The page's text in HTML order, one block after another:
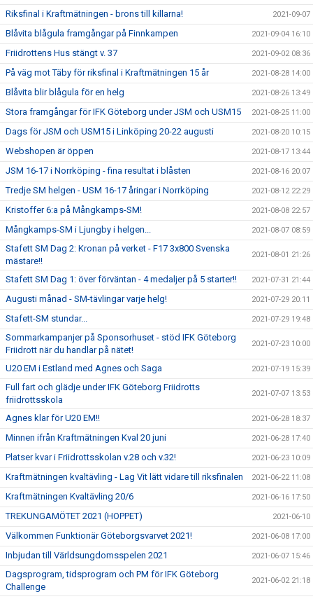
Riksfinal i Kraftmätningen - brons till killarna! 2021-09-07
Blåvita blågula framgångar på Finnkampen 2021-09-04 16:10
Friidrottens Hus stängt v. 37 2021-09-02 08:36
På väg mot Täby för riksfinal i Kraftmätningen 15 år 2021-08-28 14:00
Blåvita blir blågula för en helg 2021-08-26 13:49
Stora framgångar för IFK Göteborg under JSM och USM15 2021-08-25 11:00
Dags för JSM och USM15 i Linköping 20-22 augusti 2021-08-20 10:15
Webshopen är öppen 2021-08-17 13:44
JSM 16-17 i Norrköping - fina resultat i blåsten 2021-08-16 20:07
Tredje SM helgen - USM 16-17 åringar i Norrköping 2021-08-12 22:29
Kristoffer 6:a på Mångkamps-SM! 2021-08-08 22:57
Mångkamps-SM i Ljungby i helgen... 2021-08-07 08:59
Stafett SM Dag 2: Kronan på verket - F17 3x800 Svenska
mästare!!
2021-08-01 21:26
Stafett SM Dag 1: över förväntan - 4 medaljer på 5 starter!! 2021-07-31 21:44
Augusti månad - SM-tävlingar varje helg! 2021-07-29 20:11
Stafett-SM stundar... 2021-07-29 19:48
Sommarkampanjer på Sponsorhuset - stöd IFK Göteborg
Friidrott när du handlar på nätet!
2021-07-23 10:00
U20 EM i Estland med Agnes och Saga 2021-07-19 15:39
Full fart och glädje under IFK Göteborg Friidrotts
friidrottsskola
2021-07-07 13:53
Agnes klar för U20 EM!! 2021-06-28 18:37
Minnen ifrån Kraftmätningen Kval 20 juni 2021-06-28 17:40
Platser kvar i Friidrottsskolan v.28 och v.32! 2021-06-23 10:09
Kraftmätningen kvaltävling - Lag Vit lätt vidare till riksfinalen 2021-06-22 11:08
Kraftmätningen Kvaltävling 20/6 2021-06-16 17:50
TREKUNGAMÖTET 2021 (HOPPET) 2021-06-10
Välkommen Funktionär Göteborgsvarvet 2021! 2021-06-08 17:00
Inbjudan till Världsungdomsspelen 2021 2021-06-07 15:46
Dagsprogram, tidsprogram och PM för IFK Göteborg
Challenge
2021-06-02 21:18